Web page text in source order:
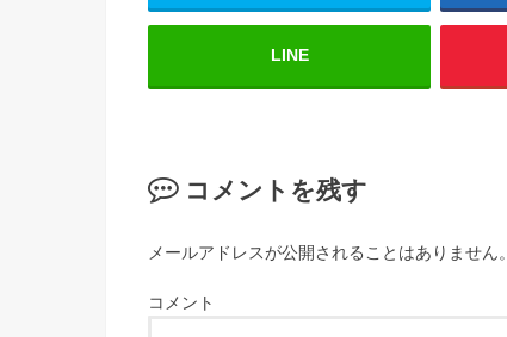
LINE
コメントを残す
メールアドレスが公開されることはありません。
コメント